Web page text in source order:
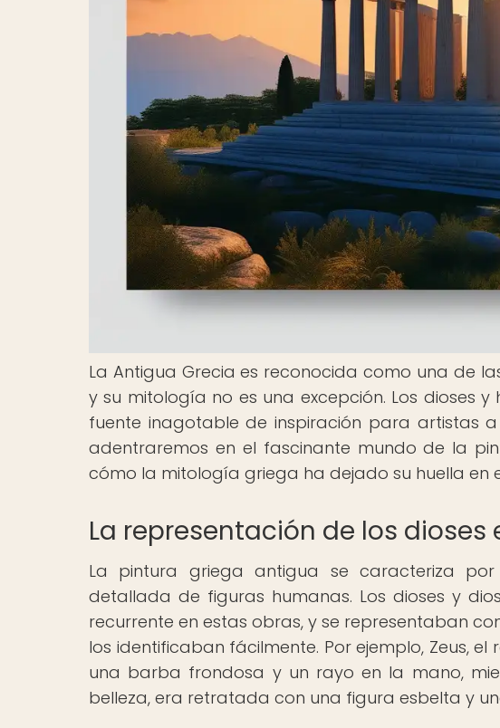
La Antigua Grecia es reconocida como una de
y su mitología no es una excepción. Los dioses
fuente inagotable de inspiración para artistas
adentraremos en el fascinante mundo de la
cómo la mitología griega ha dejado su huella en
La representación de los
La pintura griega antigua se caracteriza
detallada de figuras humanas. Los dioses y
recurrente en estas obras, y se representaban
los identificaban fácilmente. Por ejemplo, Zeus,
una barba frondosa y un rayo en la mano,
belleza, era retratada con una figura esbelta y